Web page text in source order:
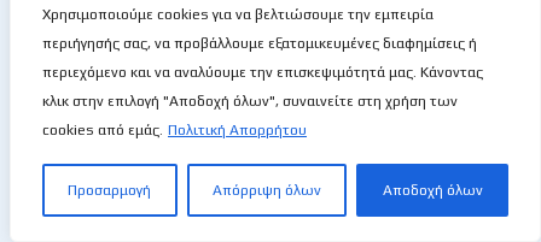
Χρησιμοποιούμε cookies για να βελτιώσουμε την εμπειρία
περιήγησής σας, να προβάλλουμε εξατομικευμένες διαφημίσεις ή
περιεχόμενο και να αναλύουμε την επισκεψιμότητά μας. Κάνοντας
κλικ στην επιλογή "Αποδοχή όλων", συναινείτε στη χρήση των
cookies από εμάς. Πολιτική Απορρήτου
Προσαρμογή Απόρριψη όλων Αποδοχή όλων
ΤΟ ΜΠΆΣΚΕΤ ΜΟΥ ΤΟ ΛΛΊΟΝ
ΦΟΡΕΊΣ ΑΘΛΗΤΙΣΜΟΎ
ΦΟΡΕΊΣ ΚΑΛΑΘΌΣΦΑΙΡΑΣ
ΚΟΜΙΣΆΡΙΟΙ
ΚΡΙΤΈΣ